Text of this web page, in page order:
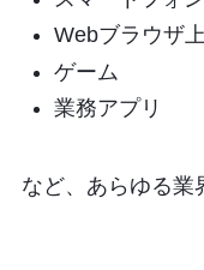
Webブラウザ
ゲーム
業務アプリ
など、あらゆる業